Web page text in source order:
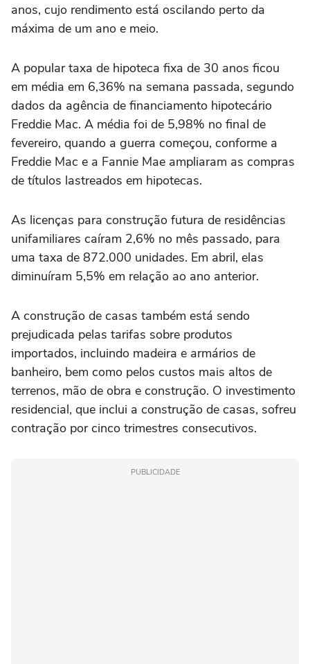
anos, cujo rendimento ‌está oscilando perto da
máxima de um ano e meio.
A popular taxa de hipoteca fixa de 30 anos ficou
em média em 6,36% ⁠na semana passada, segundo
dados da agência de financiamento hipotecário
Freddie Mac. A média foi de 5,98% no final de
fevereiro, quando a guerra começou, conforme a
‌Freddie Mac e a Fannie Mae ampliaram as compras
de títulos lastreados em hipotecas.
As licenças para ⁠construção futura de residências
unifamiliares caíram 2,6% no mês passado, para
uma taxa de 872.000 unidades. Em abril, elas
diminuíram 5,5% em relação ao ano anterior.
A construção de casas também está sendo
prejudicada pelas tarifas sobre produtos
importados, incluindo madeira e armários de
banheiro, bem como pelos custos mais altos de
terrenos, mão de obra e construção. O investimento
residencial, que inclui a construção de casas, sofreu
contração por cinco trimestres consecutivos.
PUBLICIDADE